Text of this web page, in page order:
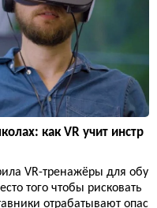
как VR учит инстр
VR-тренажёры для обу
того чтобы рисковать
отрабатывают опас